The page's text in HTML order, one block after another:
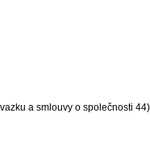
a smlouvy o společnosti 44)